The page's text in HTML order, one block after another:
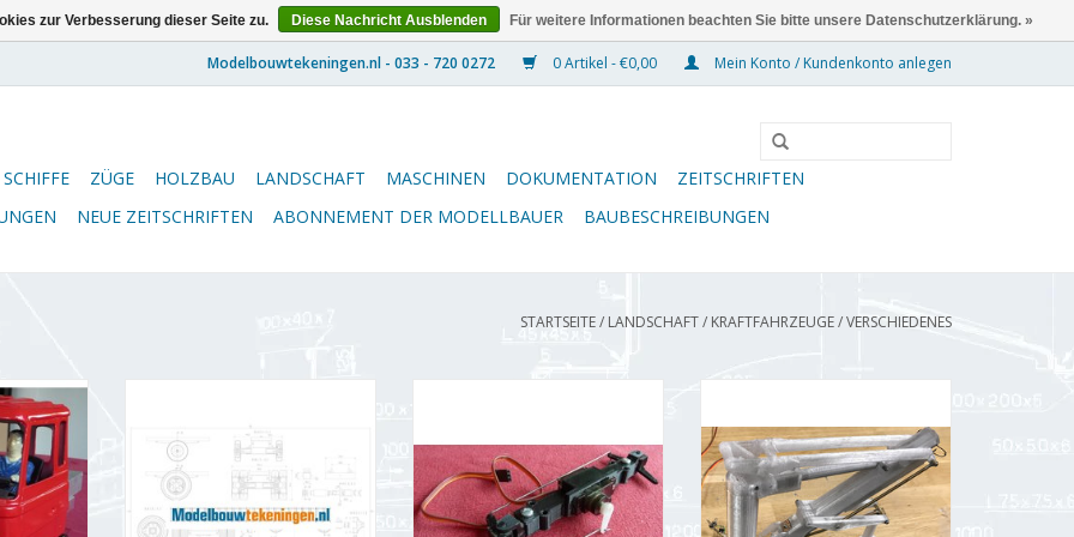
0 Artikel - €0,00 Mein Konto / Kundenkonto anlegen
SCHIFFE ZÜGE HOLZBAU LANDSCHAFT MASCHINEN DOKUMENTATION
ZEITSCHRIFTEN
NEUE ZEITSCHRIFTEN ABONNEMENT DER MODELLBAUER BAUBESCHREIBUNGEN
STARTSEITE/ LANDSCHAFT/ KRAFTFAHRZEUGE/VERSCHIEDENES
ZUM WARENKORB HINZUFÜGEN
ZUM WARENKORB HINZUFÜGEN
ZUM WARENKORB HINZUFÜGEN
zur Verbesserung dieser Seite zu. Diese Nachricht Ausblenden Für weitere Informationen beachten Sie bitte unsere Datenschutzerklärung. »